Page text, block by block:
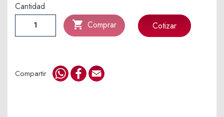
Cantidad
 Comprar Cotizar
Compartir WhatsApp
Facebook